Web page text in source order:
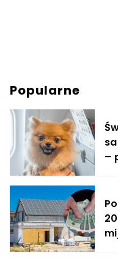
Popularne
–